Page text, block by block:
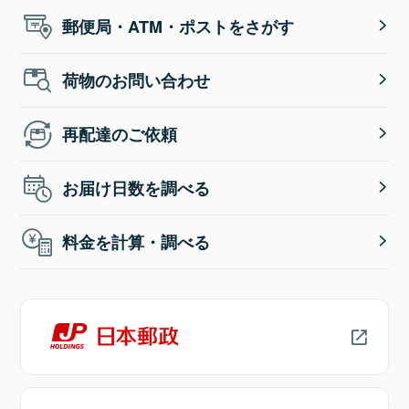
郵便局・ATM・ポストをさがす
荷物のお問い合わせ
再配達のご依頼
お届け日数を調べる
料金を計算・調べる